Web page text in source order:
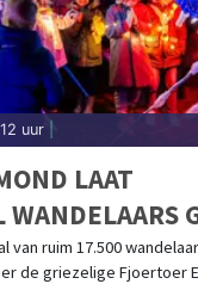
uur
LAAT
WANDELAARS
van ruim 17.500
de griezelige Fjoertoer